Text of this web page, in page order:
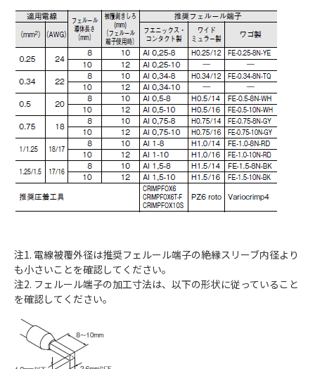
注1. 電線被覆外径は推奨フェルール端子の絶縁スリーブ内径より
も小さいことを確認してください。
注2. フェルール端子の加工寸法は、以下の形状に従っていること
を確認してください。